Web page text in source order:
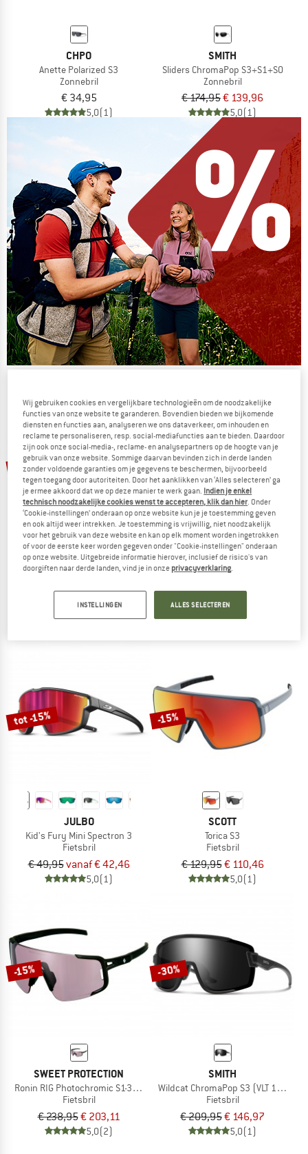
CHPO
Anette Polarized S3
Zonnebril
€ 34,95
5,0(1)
SMITH
Sliders ChromaPop S3+S1+S0
Zonnebril
€ 174,95€ 139,96
5,0(1)
NU TOT MAAR LIEFST -50%
NAAR DE SALE
-20%
SMITH
Gletsjerbril
tot -30%
SMITH
tot -15%
JULBO
Kid's Fury Mini Spectron 3
Fietsbril
€ 49,95vanaf € 42,46
5,0(1)
-15%
SCOTT
Torica S3
Fietsbril
€ 129,95€ 110,46
5,0(1)
-15%
SWEET PROTECTION
Ronin RIG Photochromic S1-3 (VLT 75-14%)
Fietsbril
€ 238,95€ 203,11
5,0(2)
-30%
SMITH
Wildcat ChromaPop S3 (VLT 10%) +
Fietsbril
€ 209,95€ 146,97
5,0(1)
Wij gebruiken cookies en vergelijkbare technologieën om de noodzakelijke
functies van onze website te garanderen. Bovendien bieden we bijkomende
diensten en functies aan, analyseren we ons dataverkeer, om inhouden en
reclame te personaliseren, resp. social-mediafuncties aan te bieden. Daardoor
zijn ook onze social-media-, reclame- en analysepartners op de hoogte van je
gebruik van onze website. Sommige daarvan bevinden zich in derde landen
zonder voldoende garanties om je gegevens te beschermen, bijvoorbeeld
tegen toegang door autoriteiten. Door het aanklikken van ‘Alles selecteren’ ga
je ermee akkoord dat we op deze manier te werk gaan. Indien je enkel
technisch noodzakelijke cookies wenst te accepteren, klik dan hier . Onder
‘Cookie-instellingen’ onderaan op onze website kun je je toestemming geven
en ook altijd weer intrekken. Je toestemming is vrijwillig, niet noodzakelijk
voor het gebruik van deze website en kan op elk moment worden ingetrokken
of voor de eerste keer worden gegeven onder "Cookie-instellingen" onderaan
op onze website. Uitgebreide informatie hierover, inclusief de risico's van
doorgiften naar derde landen, vind je in onze privacyverklaring
INSTELLINGEN ALLES SELECTEREN